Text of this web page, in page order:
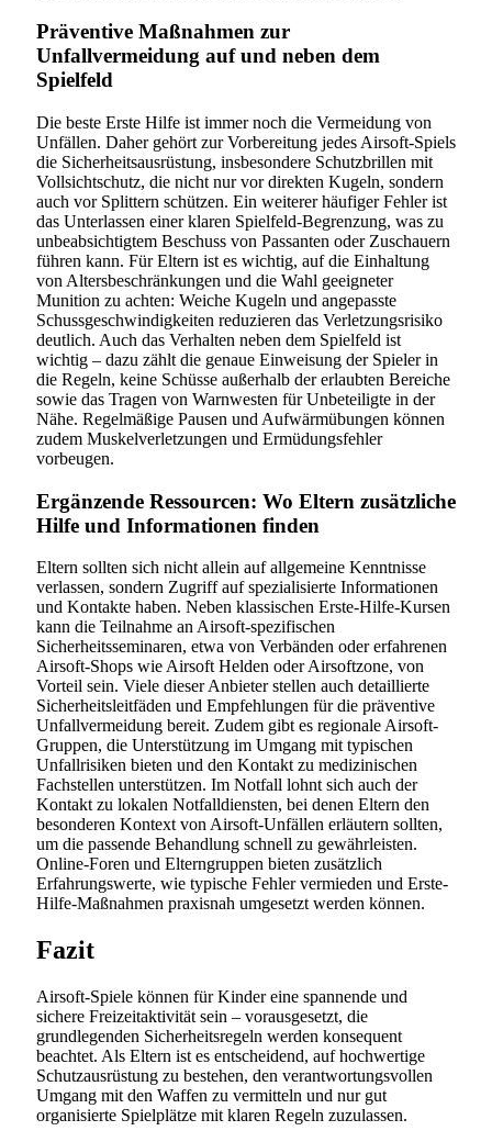
Präventive Maßnahmen zur
Unfallvermeidung auf und neben dem
Spielfeld
Die beste Erste Hilfe ist immer noch die Vermeidung von
Unfällen. Daher gehört zur Vorbereitung jedes Airsoft-Spiels
die Sicherheitsausrüstung, insbesondere Schutzbrillen mit
Vollsichtschutz, die nicht nur vor direkten Kugeln, sondern
auch vor Splittern schützen. Ein weiterer häufiger Fehler ist
das Unterlassen einer klaren Spielfeld-Begrenzung, was zu
unbeabsichtigtem Beschuss von Passanten oder Zuschauern
führen kann. Für Eltern ist es wichtig, auf die Einhaltung
von Altersbeschränkungen und die Wahl geeigneter
Munition zu achten: Weiche Kugeln und angepasste
Schussgeschwindigkeiten reduzieren das Verletzungsrisiko
deutlich. Auch das Verhalten neben dem Spielfeld ist
wichtig – dazu zählt die genaue Einweisung der Spieler in
die Regeln, keine Schüsse außerhalb der erlaubten Bereiche
sowie das Tragen von Warnwesten für Unbeteiligte in der
Nähe. Regelmäßige Pausen und Aufwärmübungen können
zudem Muskelverletzungen und Ermüdungsfehler
vorbeugen.
Ergänzende Ressourcen: Wo Eltern zusätzliche
Hilfe und Informationen finden
Eltern sollten sich nicht allein auf allgemeine Kenntnisse
verlassen, sondern Zugriff auf spezialisierte Informationen
und Kontakte haben. Neben klassischen Erste-Hilfe-Kursen
kann die Teilnahme an Airsoft-spezifischen
Sicherheitsseminaren, etwa von Verbänden oder erfahrenen
Airsoft-Shops wie Airsoft Helden oder Airsoftzone, von
Vorteil sein. Viele dieser Anbieter stellen auch detaillierte
Sicherheitsleitfäden und Empfehlungen für die präventive
Unfallvermeidung bereit. Zudem gibt es regionale Airsoft-
Gruppen, die Unterstützung im Umgang mit typischen
Unfallrisiken bieten und den Kontakt zu medizinischen
Fachstellen unterstützen. Im Notfall lohnt sich auch der
Kontakt zu lokalen Notfalldiensten, bei denen Eltern den
besonderen Kontext von Airsoft-Unfällen erläutern sollten,
um die passende Behandlung schnell zu gewährleisten.
Online-Foren und Elterngruppen bieten zusätzlich
Erfahrungswerte, wie typische Fehler vermieden und Erste-
Hilfe-Maßnahmen praxisnah umgesetzt werden können.
Fazit
Airsoft-Spiele können für Kinder eine spannende und
sichere Freizeitaktivität sein – vorausgesetzt, die
grundlegenden Sicherheitsregeln werden konsequent
beachtet. Als Eltern ist es entscheidend, auf hochwertige
Schutzausrüstung zu bestehen, den verantwortungsvollen
Umgang mit den Waffen zu vermitteln und nur gut
organisierte Spielplätze mit klaren Regeln zuzulassen.